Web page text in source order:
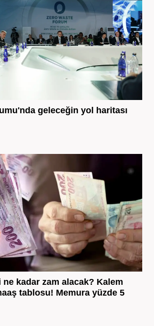
geleceğin yol haritası
ne kadar zam alacak? Kalem
tablosu! Memura yüzde 5